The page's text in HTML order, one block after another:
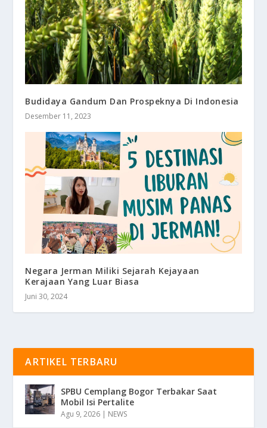
Budidaya Gandum Dan Prospeknya Di Indonesia
Desember 11, 2023
Negara Jerman Miliki Sejarah Kejayaan
Kerajaan Yang Luar Biasa
Juni 30, 2024
ARTIKEL TERBARU
SPBU Cemplang Bogor Terbakar Saat
Mobil Isi Pertalite
Agu 9, 2026 | NEWS